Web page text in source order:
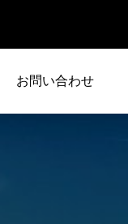
お問い合わせ